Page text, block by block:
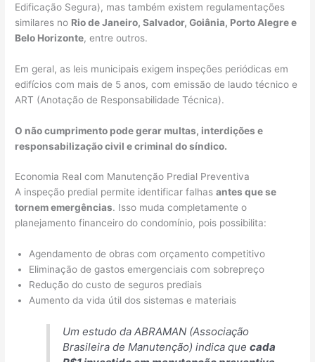
Edificação Segura), mas também existem regulamentações
similares no Rio de Janeiro, Salvador, Goiânia, Porto Alegre e
Belo Horizonte, entre outros.
Em geral, as leis municipais exigem inspeções periódicas em
edifícios com mais de 5 anos, com emissão de laudo técnico e
ART (Anotação de Responsabilidade Técnica).
O não cumprimento pode gerar multas, interdições e
responsabilização civil e criminal do síndico.
Economia Real com Manutenção Predial Preventiva
A inspeção predial permite identificar falhasantes que se
tornem emergências. Isso muda completamente o
planejamento financeiro do condomínio, pois possibilita:
Agendamento de obras com orçamento competitivo
Eliminação de gastos emergenciais com sobrepreço
Redução do custo de seguros prediais
Aumento da vida útil dos sistemas e materiais
Um estudo da ABRAMAN (Associação
Brasileira de Manutenção) indica quecada